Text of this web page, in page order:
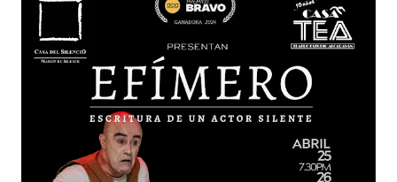
cuenta con el respaldo de instituciones académicas de gran
prestigio como la Universidad Michoacana de San Nicolás
de Hidalgo (México), la Facultad de Estudios Superiores
Iztacala (UNAM, México) y la Facultad de Estudios
Superiores Acatlán (UNAM, México), además de un comité
organizador comprometido con abrir nuevas miradas sobre
el cuerpo, la esce...